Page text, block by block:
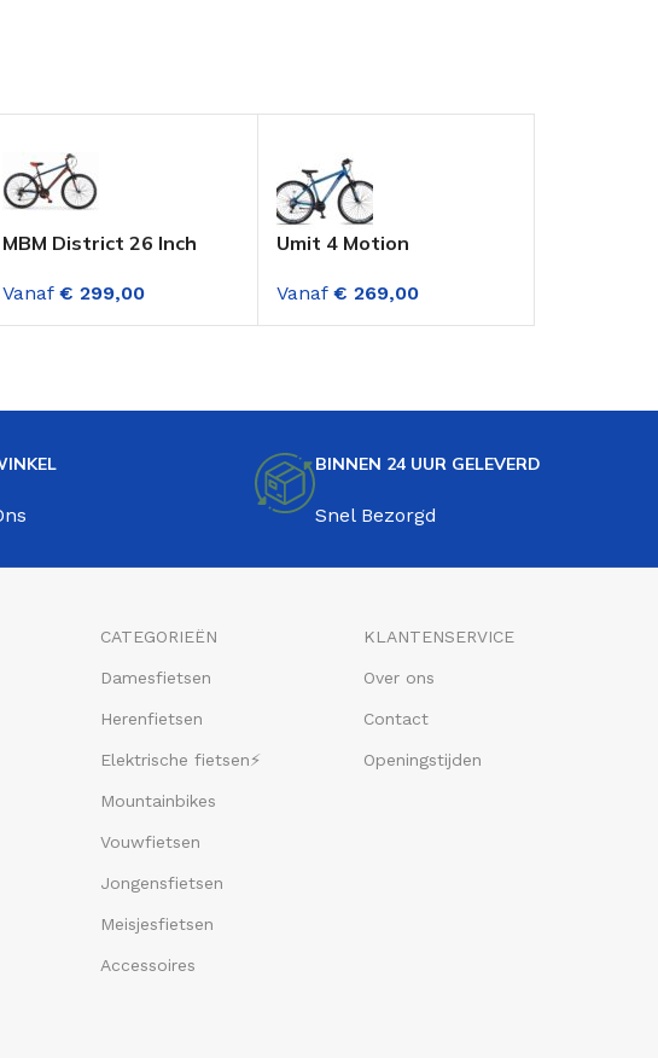
MBM District 26 Inch
Zwart-Rood 18
Versnellingen
Vanaf € 299,00
Umit 4 Motion
Heer 21 Versnellingen
Blauw
Vanaf € 269,00
BINNEN 24 UUR GELEVERD
Snel Bezorgd
CATEGORIEËN
Damesfietsen
Herenfietsen
Elektrische fietsen⚡
Mountainbikes
Vouwfietsen
Jongensfietsen
Meisjesfietsen
Accessoires
KLANTENSERVICE
Over ons
Contact
Openingstijden